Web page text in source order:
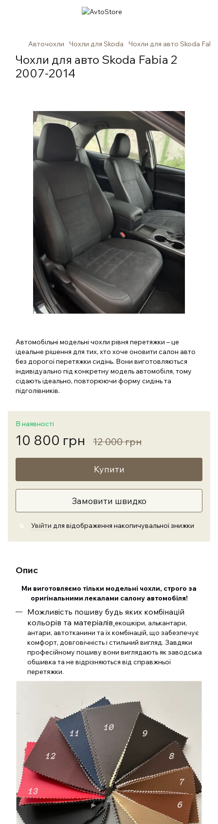
Авточохли Чохли для Skoda Чохли для авто Skoda
Чохли для авто Skoda Fabia 2
2007-2014
Автомобільні модельні чохли рівня перетяжки – це
ідеальне рішення для тих, хто хоче оновити салон авто
без дорогої перетяжки сидінь. Вони виготовляються
індивідуально під конкретну модель автомобіля, тому
сідають ідеально, повторюючи форму сидінь та
підголівників.
В наявності
10 800 грн 12 000 грн
Купити
Замовити швидко
% Увійти для відображення накопичувальної знижки
Опис
Ми виготовляємо тільки модельні чохли, строго за
оригінальними лекалами салону автомобіля!
Можливість пошиву будь яких комбінацій
кольорів та матеріалів екошкіри, алькантари,
антари, автотканини та їх комбінацій, що забезпечує
комфорт, довговічність і стильний вигляд. Завдяки
професійному пошиву вони виглядають як заводська
обшивка та не відрізняються від справжньої
перетяжки.